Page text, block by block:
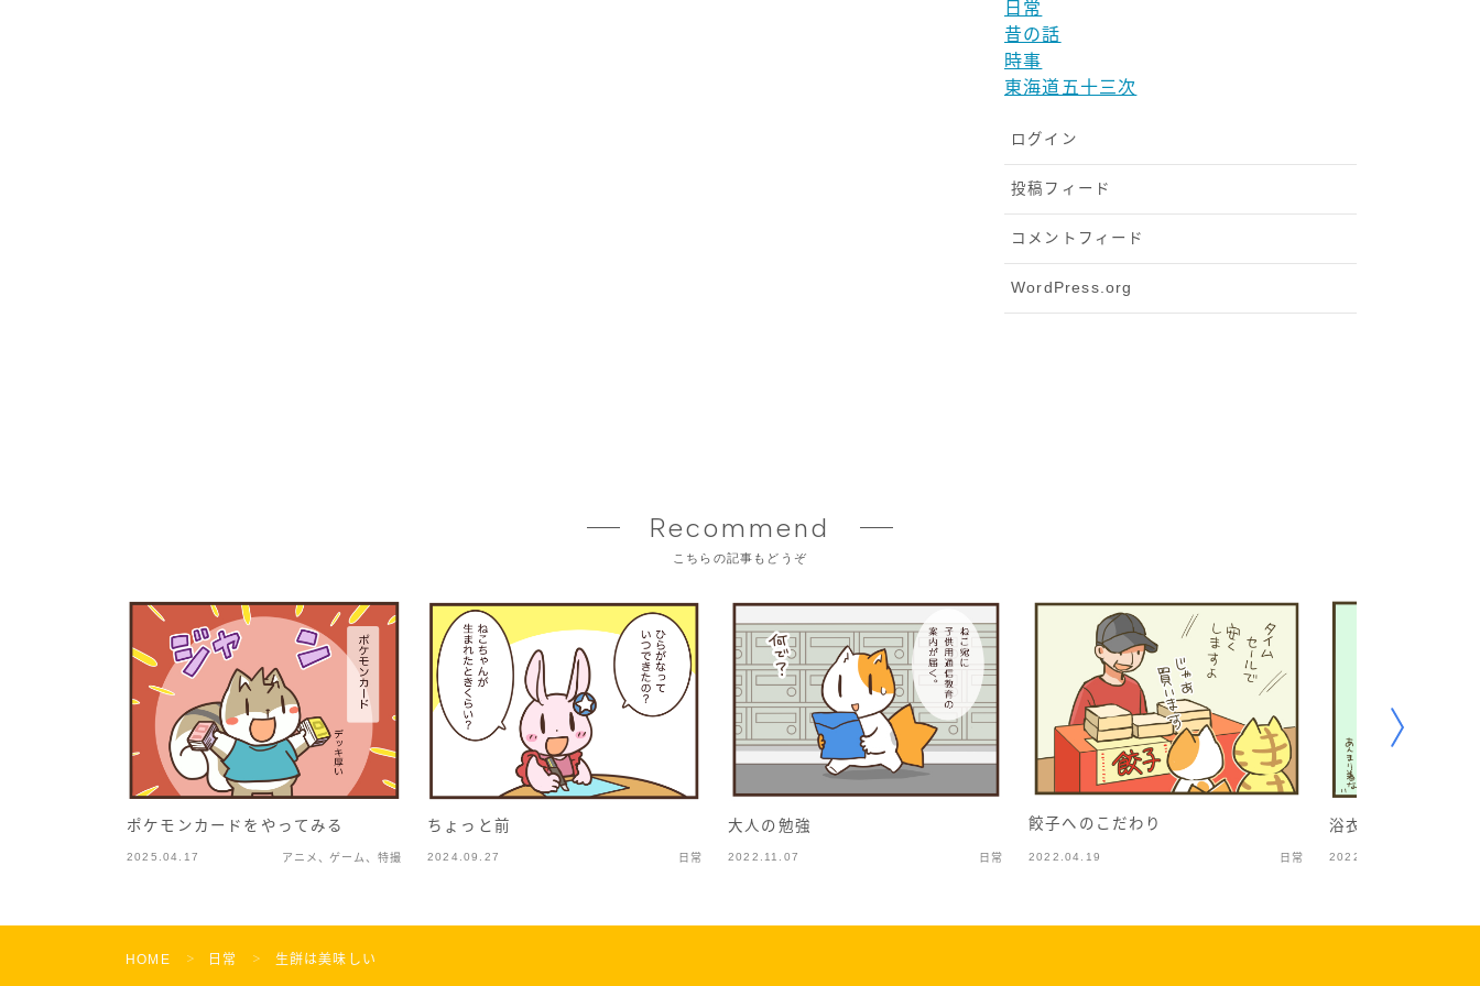
日常
昔の話
時事
東海道五十三次
ログイン
投稿フィード
コメントフィード
WordPress.org
Recommend
こちらの記事もどうぞ
ポケモンカードをやってみる
2025.04.17 アニメ、ゲーム、特撮
ちょっと前
2024.09.27 日常
大人の勉強
2022.11.07 日常
餃子へのこだわり
2022.04.19 日常
浴衣凸
2022.07.18
HOME ＞ 日常 ＞ 生餅は美味しい